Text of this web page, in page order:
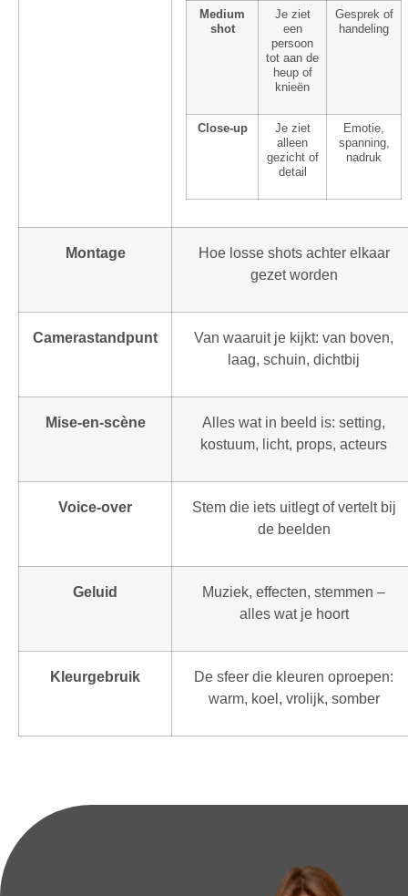
Medium
shot
Je ziet
een
persoon
tot aan de
heup of
knieën
Gesprek of
handeling
Close-up
Je ziet
alleen
gezicht of
detail
Emotie,
spanning,
nadruk
Montage
Hoe losse shots achter elkaar
gezet worden
Camerastandpunt
Van waaruit je kijkt: van boven,
laag, schuin, dichtbij
Mise-en-scène
Alles wat in beeld is: setting,
kostuum, licht, props, acteurs
Voice-over
Stem die iets uitlegt of vertelt bij
de beelden
Geluid
Muziek, effecten, stemmen –
alles wat je hoort
Kleurgebruik
De sfeer die kleuren oproepen:
warm, koel, vrolijk, somber